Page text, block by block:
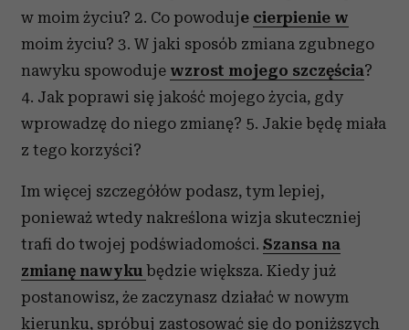
w moim życiu? 2. Co powoduje cierpienie w
moim życiu? 3. W jaki sposób zmiana zgubnego
nawyku spowoduje wzrost mojego szczęścia?
4. Jak poprawi się jakość mojego życia, gdy
wprowadzę do niego zmianę? 5. Jakie będę miała
z tego korzyści?
Im więcej szczegółów podasz, tym lepiej,
ponieważ wtedy nakreślona wizja skuteczniej
trafi do twojej podświadomości. Szansa na
zmianę nawyku będzie większa. Kiedy już
postanowisz, że zaczynasz działać w nowym
kierunku, spróbuj zastosować się do poniższych